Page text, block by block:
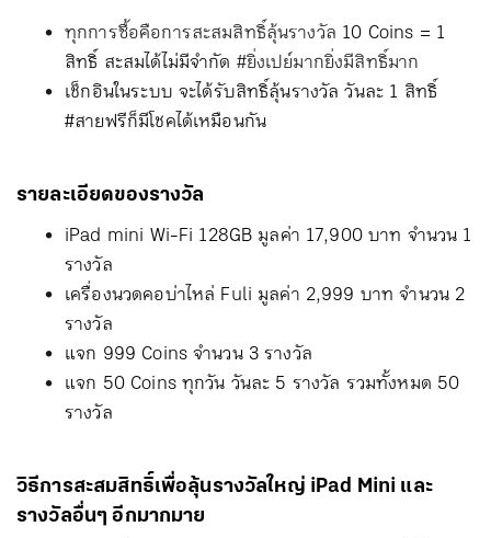
ทุกการซื้อคือการสะสมสิทธิ์ลุ้นรางวัล 10 Coins = 1
สิทธิ์ สะสมได้ไม่มีจำกัด #ยิ่งเปย์มากยิ่งมีสิทธิ์มาก
เช็กอินในระบบ จะได้รับสิทธิ์ลุ้นรางวัล วันละ 1 สิทธิ์
#สายฟรีก็มีโชคได้เหมือนกัน
รายละเอียดของรางวัล
iPad mini Wi-Fi 128GB มูลค่า 17,900 บาท จำนวน 1
รางวัล
เครื่องนวดคอบ่าไหล่ Fuli มูลค่า 2,999 บาท จำนวน 2
รางวัล
แจก 999 Coins จำนวน 3 รางวัล
แจก 50 Coins ทุกวัน วันละ 5 รางวัล รวมทั้งหมด 50
รางวัล
วิธีการสะสมสิทธิ์เพื่อลุ้นรางวัลใหญ่ iPad Mini และ
รางวัลอื่นๆ อีกมากมาย